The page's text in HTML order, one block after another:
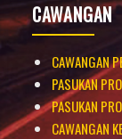
CAWANGAN
CAWANGAN
PASUKAN
PASUKAN
CAWANGAN